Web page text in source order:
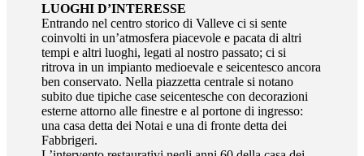
LUOGHI D’INTERESSE
Entrando nel centro storico di Valleve ci si sente
coinvolti in un’atmosfera piacevole e pacata di altri
tempi e altri luoghi, legati al nostro passato; ci si
ritrova in un impianto medioevale e seicentesco ancora
ben conservato. Nella piazzetta centrale si notano
subito due tipiche case seicentesche con decorazioni
esterne attorno alle finestre e al portone di ingresso:
una casa detta dei Notai e una di fronte detta dei
Fabbrigeri.